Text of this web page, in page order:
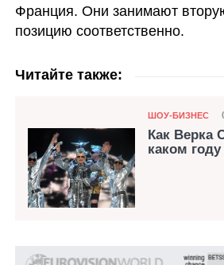
Франция. Они занимают
позицию соответственно.
Читайте также:
Категория
ШОУ-БИЗНЕС
Как Верка
каком